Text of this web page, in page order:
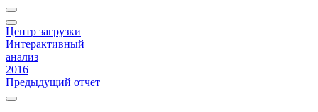
Центр загрузки
Интерактивный
анализ
2016
Предыдущий отчет